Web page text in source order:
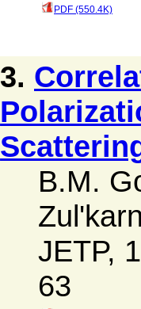
PDF (550.4K)
3.
B.M.
JETP,
63